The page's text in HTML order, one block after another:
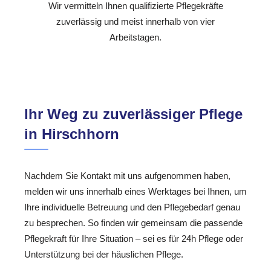
Wir vermitteln Ihnen qualifizierte Pflegekräfte
zuverlässig und meist innerhalb von vier
Arbeitstagen.
Ihr Weg zu zuverlässiger Pflege
in Hirschhorn
Nachdem Sie Kontakt mit uns aufgenommen haben,
melden wir uns innerhalb eines Werktages bei Ihnen, um
Ihre individuelle Betreuung und den Pflegebedarf genau
zu besprechen. So finden wir gemeinsam die passende
Pflegekraft für Ihre Situation – sei es für 24h Pflege oder
Unterstützung bei der häuslichen Pflege.